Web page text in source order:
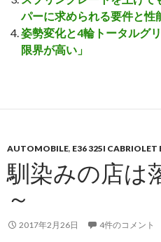
パーに求められる要件と性
姿勢変化と4輪トータルグ
限界が高い」
AUTOMOBILE, E36 325I CABRIOLET
馴染みの店は
～
2017年2月26日 4件のコメント